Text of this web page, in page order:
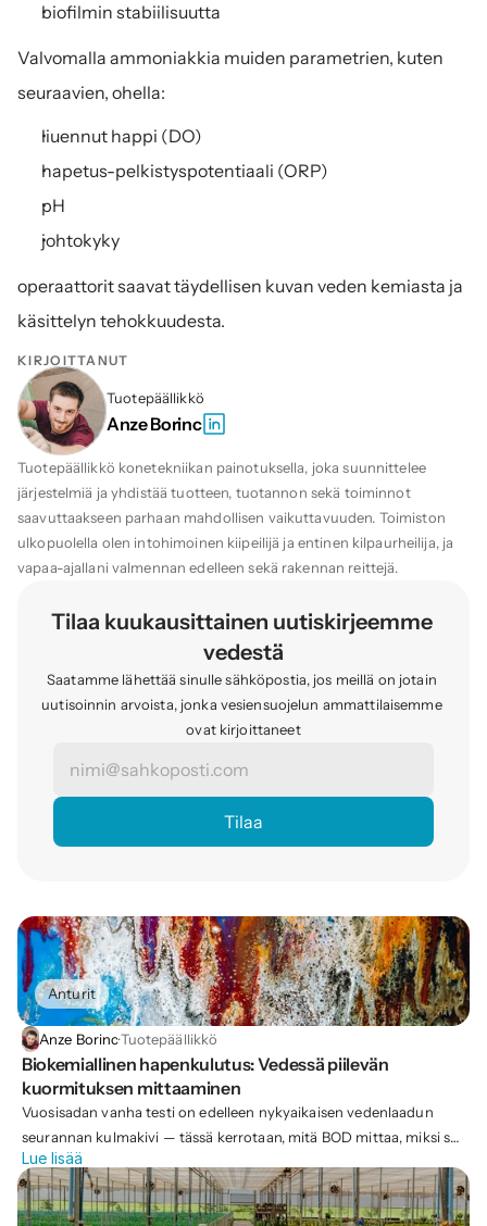
KIRJOITTANUT
Tuotepäällikkö
Anze Borinc
Tuotepäällikkö konetekniikan painotuksella, joka suunnittelee
järjestelmiä ja yhdistää tuotteen, tuotannon sekä toiminnot
saavuttaakseen parhaan mahdollisen vaikuttavuuden. Toimiston
ulkopuolella olen intohimoinen kiipeilijä ja entinen kilpaurheilija, ja
vapaa-ajallani valmennan edelleen sekä rakennan reittejä.
Tilaa kuukausittainen uutiskirjeemme
vedestä
Saatamme lähettää sinulle sähköpostia, jos meillä on jotain
uutisoinnin arvoista, jonka vesiensuojelun ammattilaisemme
ovat kirjoittaneet
biofilmin stabiilisuutta
Valvomalla ammoniakkia muiden parametrien, kuten
seuraavien, ohella:
liuennut happi (DO)
hapetus-pelkistyspotentiaali (ORP)
pH
johtokyky
operaattorit saavat täydellisen kuvan veden kemiasta ja
käsittelyn tehokkuudesta.
Anturit
Anze Borinc·Tuotepäällikkö
Biokemiallinen hapenkulutus: Vedessä piilevän
kuormituksen mittaaminen
Vuosisadan vanha testi on edelleen nykyaikaisen vedenlaadun
seurannan kulmakivi — tässä kerrotaan, mitä BOD mittaa, miksi se
on tärkeää ja miten se tehdään.
Lue lisää